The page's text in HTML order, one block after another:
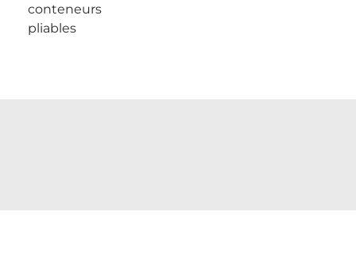
conteneurs
pliables